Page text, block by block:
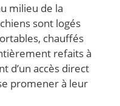
milieu de la
sont logés
chauffés
refaits à
d’un accès direct
promener à leur